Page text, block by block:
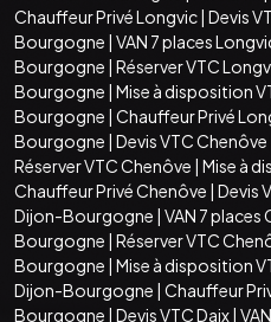
Chauffeur Privé Longvic| Devis
Bourgogne | VAN 7 places
Bourgogne | Réserver VTC
Bourgogne | Mise à disposition
Bourgogne | Chauffeur Privé
Bourgogne | Devis VTC Chenôve
Réserver VTC Chenôve | Mise à
Chauffeur Privé Chenôve | Devis
Dijon-Bourgogne | VAN 7
Bourgogne | Réserver VTC
Bourgogne | Mise à disposition
Dijon-Bourgogne | Chauffeur
Bourgogne | Devis VTC Daix|